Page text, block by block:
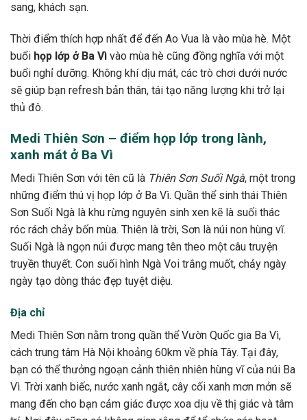
sang, khách sạn.
Thời điểm thích hợp nhất để đến Ao Vua là vào mùa hè. Một
buổi họp lớp ở Ba Vì vào mùa hè cũng đồng nghĩa với một
buổi nghỉ dưỡng. Không khí dịu mát, các trò chơi dưới nước
sẽ giúp bạn refresh bản thân, tái tạo năng lượng khi trở lại
thủ đô.
Medi Thiên Sơn – điểm họp lớp trong lành,
xanh mát ở Ba Vì
Medi Thiên Sơn với tên cũ là Thiên Sơn Suối Ngà, một trong
những điểm thú vị họp lớp ở Ba Vì. Quần thể sinh thái Thiên
Sơn Suối Ngà là khu rừng nguyên sinh xen kẽ là suối thác
róc rách chảy bốn mùa. Thiên là trời, Sơn là núi non hùng vĩ.
Suối Ngà là ngọn núi được mang tên theo một câu truyện
truyền thuyết. Con suối hình Ngà Voi trắng muốt, chảy ngày
ngày tạo dòng thác đẹp tuyệt diệu.
Địa chỉ
Medi Thiên Sơn nằm trong quần thể Vườn Quốc gia Ba Vì,
cách trung tâm Hà Nội khoảng 60km về phía Tây. Tại đây,
bạn có thể thưởng ngoạn cảnh thiên nhiên hùng vĩ của núi Ba
Vì. Trời xanh biếc, nước xanh ngắt, cây cối xanh mơn mởn sẽ
mang đến cho bạn cảm giác được xoa dịu về thị giác và tâm